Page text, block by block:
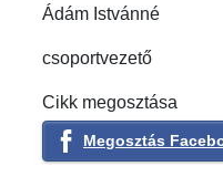
Ádám Istvánné
csoportvezető
Cikk megosztása
Megosztás